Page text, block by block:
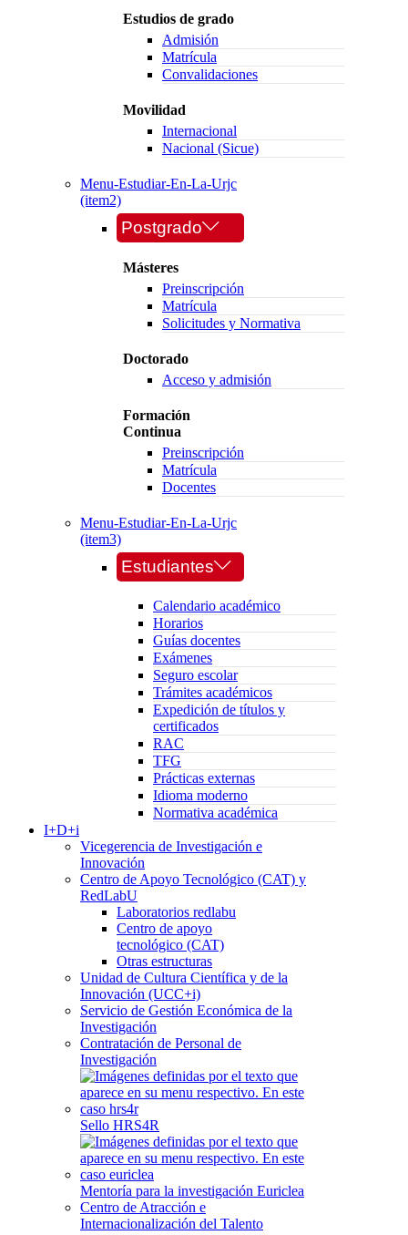
Estudios de grado
Admisión
Matrícula
Convalidaciones
Movilidad
Internacional
Nacional (Sicue)
Menu-Estudiar-En-La-Urjc
(item2)
Postgrado
Másteres
Preinscripción
Matrícula
Solicitudes y Normativa
Doctorado
Acceso y admisión
Formación
Continua
Preinscripción
Matrícula
Docentes
Menu-Estudiar-En-La-Urjc
(item3)
Estudiantes
Calendario académico
Horarios
Guías docentes
Exámenes
Seguro escolar
Trámites académicos
Expedición de títulos y
certificados
RAC
TFG
Prácticas externas
Idioma moderno
Normativa académica
I+D+i
Vicegerencia de Investigación e
Innovación
Centro de Apoyo Tecnológico (CAT) y
RedLabU
Laboratorios redlabu
Centro de apoyo
tecnológico (CAT)
Otras estructuras
Unidad de Cultura Científica y de la
Innovación (UCC+i)
Servicio de Gestión Económica de la
Investigación
Contratación de Personal de
Investigación
Sello HRS4R
Mentoría para la investigación Euriclea
Centro de Atracción e
Internacionalización del Talento